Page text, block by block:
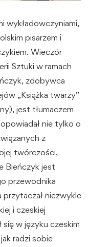
wykładowczyniami,
pisarzem i
Wieczór
Sztuki w ramach
zdobywca
„Książka twarzy”
jest tłumaczem
nie tylko o
z
twórczości,
Bieńczyk jest
przewodnika
przytaczał niezwykle
i czeskiej
w języku czeskim
radzi sobie